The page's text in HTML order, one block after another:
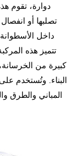
دوارة، تقوم
تصلبها أو
داخل
كبيرة من
البناء. وتُستخدم
المباني والطرق